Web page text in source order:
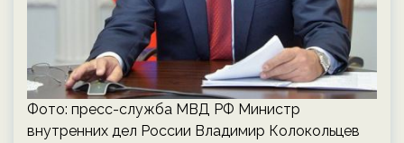
Фото: пресс-служба МВД РФ Министр
внутренних дел России Владимир Колокольцев